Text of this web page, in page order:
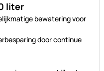
liter
bewatering voor
door continue